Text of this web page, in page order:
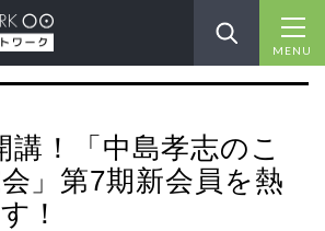
MENU
講！「中島孝志のこ
」第7期新会員を熱
！